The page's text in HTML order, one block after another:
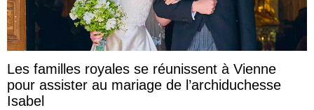
Les familles royales se réunissent à Vienne
pour assister au mariage de l’archiduchesse
Isabel